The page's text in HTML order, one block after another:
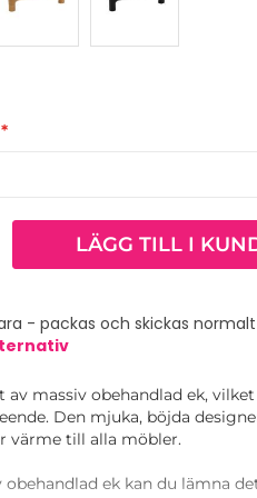
LÄGG TILL I
- packas och skickas normalt
massiv obehandlad ek,
Den mjuka, böjda
värme till alla möbler.
ek kan du lämna